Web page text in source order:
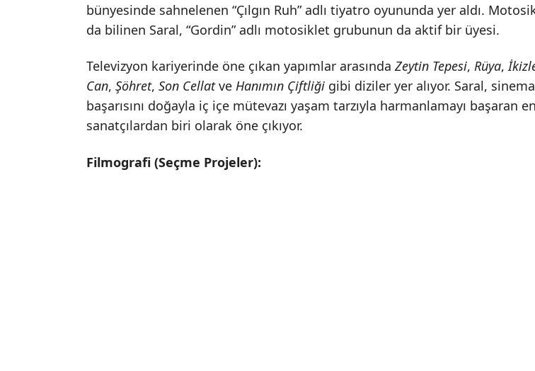
bünyesinde sahnelenen “Çılgın Ruh” adlı tiyatro oyununda yer aldı.
da bilinen Saral, “Gordin” adlı motosiklet grubunun da aktif bir üyesi.
Televizyon kariyerinde öne çıkan yapımlar arasında Zeytin Tepesi, Rüya,
Can, Şöhret, Son Cellatve Hanımın Çiftliği gibi diziler yer alıyor. Saral,
başarısını doğayla iç içe mütevazı yaşam tarzıyla harmanlamayı başaran
sanatçılardan biri olarak öne çıkıyor.
Filmografi (Seçme Projeler):